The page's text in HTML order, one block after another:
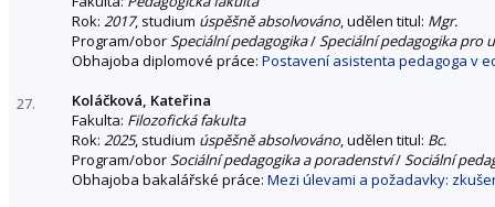
Rok: 2017, studium úspěšně absolvováno, udělen titul: Mgr.
Program/oborSpeciální pedagogika/Speciální pedagogika pro
Obhajoba diplomové práce: Postavení asistenta pedagoga v
27.
Koláčková, Kateřina
Fakulta: Filozofická fakulta
Rok: 2025, studium úspěšně absolvováno, udělen titul: Bc.
Program/oborSociální pedagogika a poradenství/Sociální
Obhajoba bakalářské práce: Mezi úlevami a požadavky: